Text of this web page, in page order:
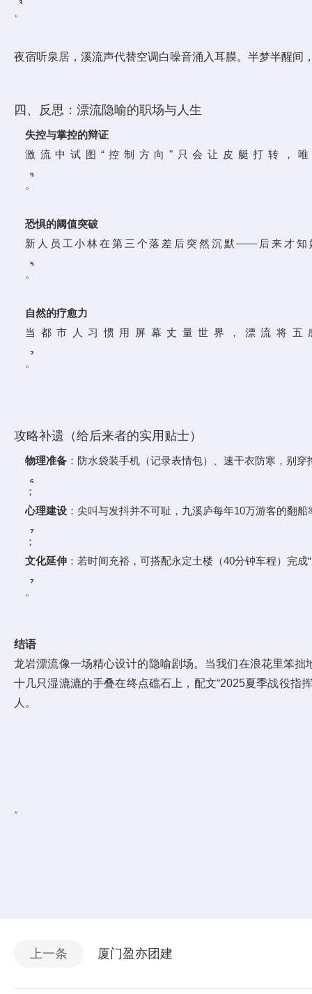
3
。
夜宿听泉居，溪流声代替空调白噪音涌入耳膜。半梦半醒
四、反思：漂流隐喻的职场与人生
失控与掌控的辩证
激流中试图“控制方向"只会让皮艇打转，
9
。
恐惧的阈值突破
新人员工小林在第三个落差后突然沉默——后来才知
5
。
自然的疗愈力
当都市人习惯用屏幕丈量世界，漂流将
2
。
攻略补遗（给后来者的实用贴士）
物理准备 ：防水袋装手机（记录表情包）、速干衣防寒，别
6
8；
心理建设 ：尖叫与发抖并不可耻，九溪庐每年10万游客的翻船
7
9；
文化延伸 ：若时间充裕，可搭配永定土楼（40分钟车程）完
7
。
结语
龙岩漂流像一场精心设计的隐喻剧场。当我们在浪花里笨
十几只湿漉漉的手叠在终点礁石上，配文“2025夏季战役
人。
。
上一条 厦门盈亦团建